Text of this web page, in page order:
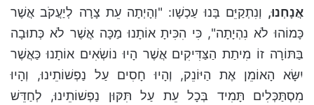
אֲנָחְנוּ, וְנִתְקַיֵּם בָּנוּ עַכְשָׁו: "וְהָיְתָה עֵת צָרָה לְיַעֲקֹב אֲשֶׁר
כָּמוֹהוּ לֹא נִהְיָתָה", כִּי הִכִּיתָ אוֹתָנוּ מַכָּה אֲשֶׁר לֹא כְּתוּבָה
בַּתּוֹרָה זוֹ מִיתַת הַצַּדִּיקִים אֲשֶׁר הָיוּ נוֹשְׂאִים אוֹתָנוּ כַּאֲשֶׁר
יִשָּׂא הָאוֹמֵן אֶת הַיּוֹנֵק, וְהָיוּ חָסִים עַל נַפְשׁוֹתֵינוּ, וְהָיוּ
מִסְתַּכְּלִים תָּמִיד בְּכָל עֵת עַל תִּקּוּן נַפְשׁוֹתֵינוּ, לְחַדֵּשׁ